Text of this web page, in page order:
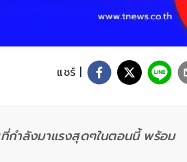
แชร์ |
กำลังมาแรงสุดๆในตอนนี้ พร้อม